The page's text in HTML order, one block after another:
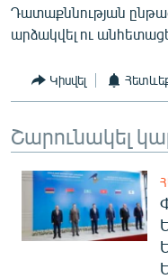
Դատաքննության
արձակվել ու
Կիսվել
Շարունակել